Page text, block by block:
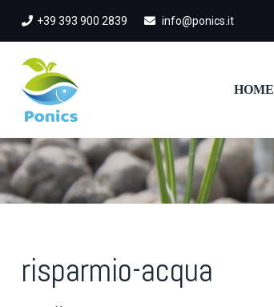
+39 393 900 2839 info@ponics.it
HOME
risparmio-acqua